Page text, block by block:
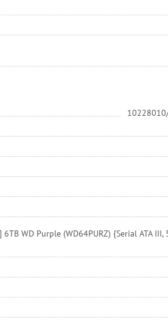
6TB WD Purple (WD64PURZ) {Serial ATA